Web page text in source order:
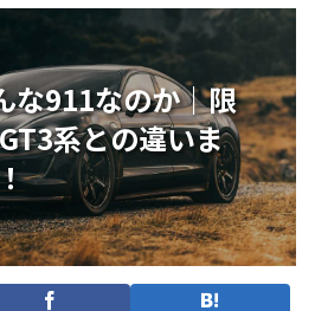
な911なのか｜限
系との違いま